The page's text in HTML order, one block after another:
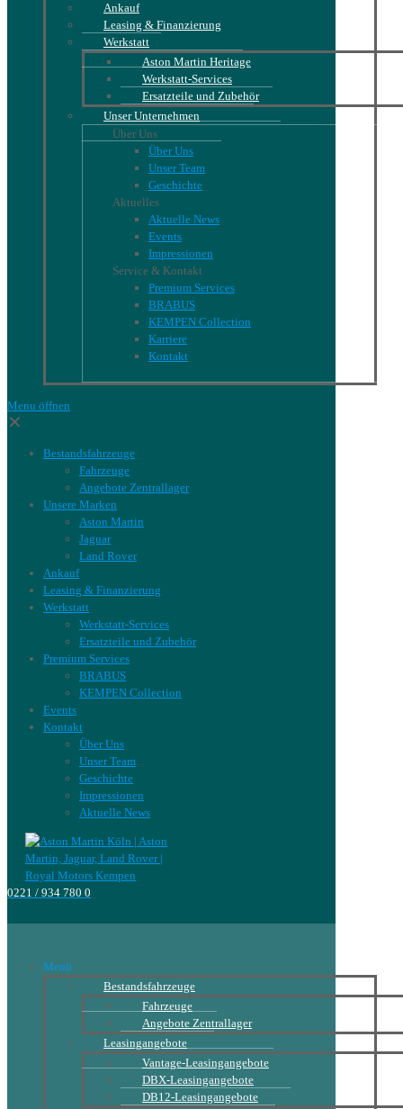
Ankauf
Leasing & Finanzierung
Werkstatt
Aston Martin Heritage
Werkstatt-Services
Ersatzteile und Zubehör
Unser Unternehmen
Über Uns
Über Uns
Unser Team
Geschichte
Aktuelles
Aktuelle News
Events
Impressionen
Service & Kontakt
Premium Services
BRABUS
KEMPEN Collection
Karriere
Kontakt
Menu öffnen
✕
Bestandsfahrzeuge
Fahrzeuge
Angebote Zentrallager
Unsere Marken
Aston Martin
Jaguar
Land Rover
Ankauf
Leasing & Finanzierung
Werkstatt
Werkstatt-Services
Ersatzteile und Zubehör
Premium Services
BRABUS
KEMPEN Collection
Events
Kontakt
Über Uns
Unser Team
Geschichte
Impressionen
Aktuelle News
0221 / 934 780 0
Menü
Bestandsfahrzeuge
Fahrzeuge
Angebote Zentrallager
Leasingangebote
Vantage-Leasingangebote
DBX-Leasingangebote
DB12-Leasingangebote